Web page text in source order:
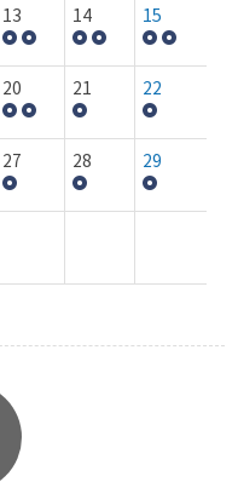
13 14 15
20 21 22
27 28 29